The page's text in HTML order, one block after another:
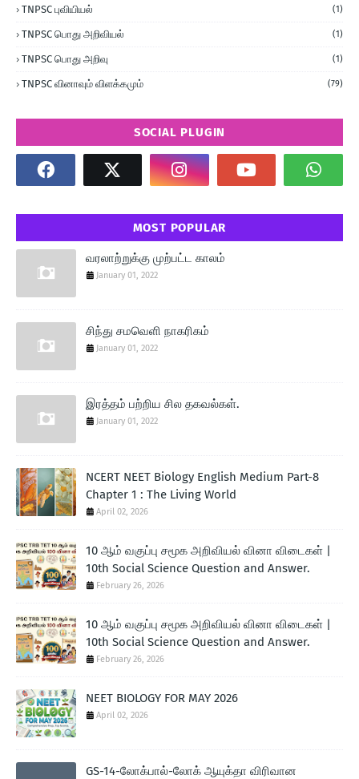
TNPSC புவியியல் (1)
TNPSC பொது அறிவியல் (1)
TNPSC பொது அறிவு (1)
TNPSC வினாவும் விளக்கமும் (79)
SOCIAL PLUGIN
MOST POPULAR
வரலாற்றுக்கு முற்பட்ட காலம்
January 01, 2022
சிந்து சமவெளி நாகரிகம்
January 01, 2022
இரத்தம் பற்றிய சில தகவல்கள்.
January 01, 2022
NCERT NEET Biology English Medium Part-8
Chapter 1 : The Living World
April 02, 2026
10 ஆம் வகுப்பு சமூக அறிவியல் வினா விடைகள் |
10th Social Science Question and Answer.
February 26, 2026
10 ஆம் வகுப்பு சமூக அறிவியல் வினா விடைகள் |
10th Social Science Question and Answer.
February 26, 2026
NEET BIOLOGY FOR MAY 2026
April 02, 2026
GS-14-லோக்பால்-லோக் ஆயுக்தா விரிவான